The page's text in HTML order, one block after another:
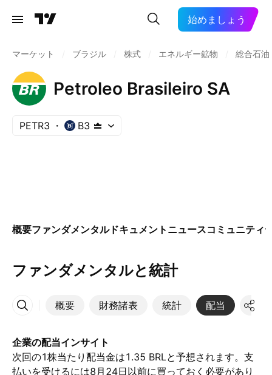
始めましょう
マーケット ブラジル 株式 エネルギー鉱物 総合石油
Petroleo Brasileiro SA
PETR3 B3
概要ファンダメンタルドキュメント ニュースコミュニティ
ファンダメンタルと統計
概要 財務諸表 統計 配当 決算
その他
企業の配当インサイト
次回の1株当たり配当金は1.35 BRLと予想されます。支
払いを受けるには8月24日以前に買っておく必要があり